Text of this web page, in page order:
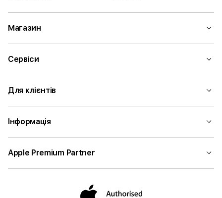
Магазин
Сервіси
Для клієнтів
Інформація
Apple Premium Partner